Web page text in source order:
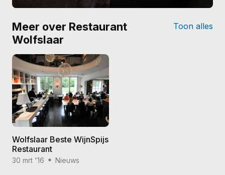
Meer over Restaurant
Wolfslaar
Toon alles
Wolfslaar Beste WijnSpijs
Restaurant
30 mrt '16 Nieuws